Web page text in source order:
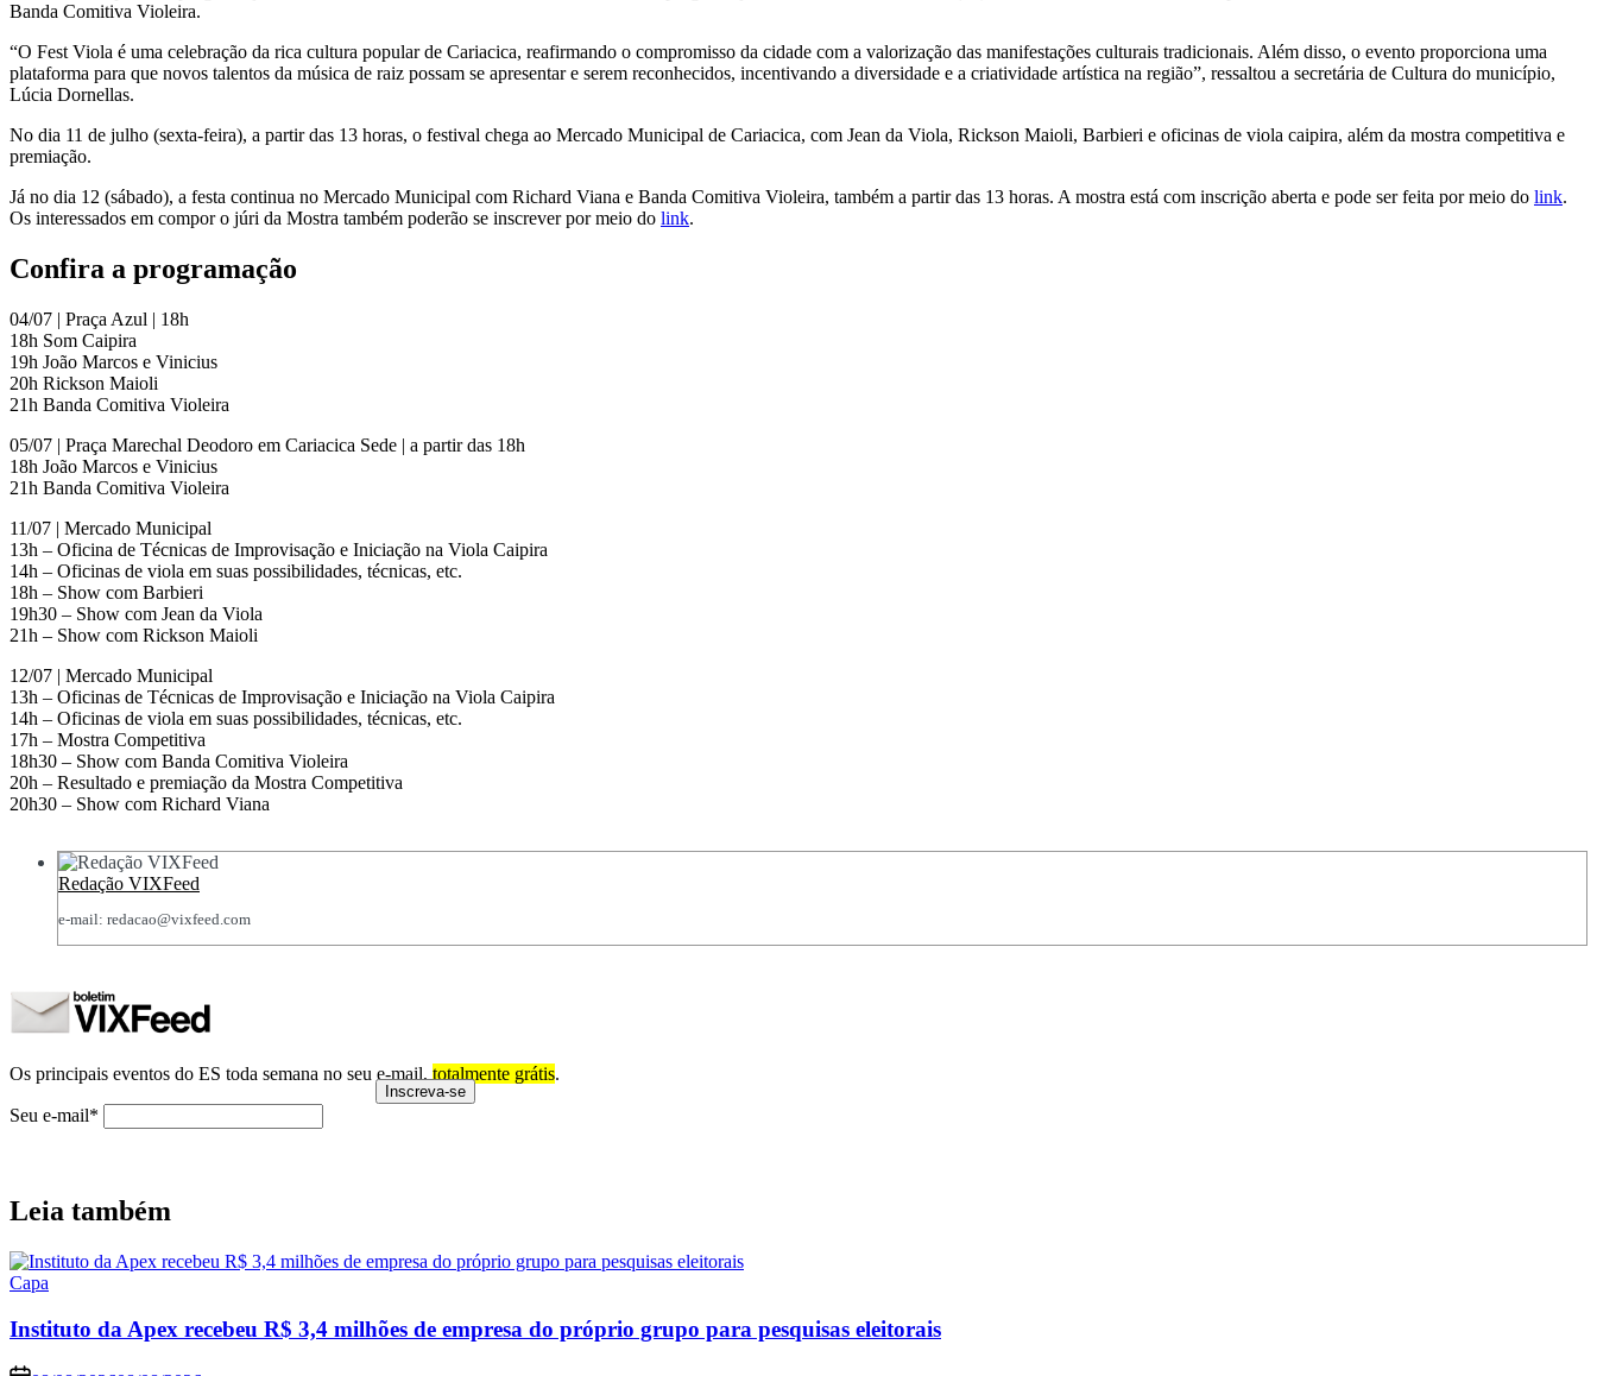
Banda Comitiva Violeira.
“O Fest Viola é uma celebração da rica cultura popular de Cariacica, reafirmando o compromisso da cidade com a valorização das manifestações culturais tradicionais. Além disso, o evento proporciona uma
plataforma para que novos talentos da música de raiz possam se apresentar e serem reconhecidos, incentivando a diversidade e a criatividade artística na região”, ressaltou a secretária de Cultura do município,
Lúcia Dornellas.
No dia 11 de julho (sexta-feira), a partir das 13 horas, o festival chega ao Mercado Municipal de Cariacica, com Jean da Viola, Rickson Maioli, Barbieri e oficinas de viola caipira, além da mostra competitiva e
premiação.
Já no dia 12 (sábado), a festa continua no Mercado Municipal com Richard Viana e Banda Comitiva Violeira, também a partir das 13 horas. A mostra está com inscrição aberta e pode ser feita por meio do link.
Os interessados em compor o júri da Mostra também poderão se inscrever por meio do link.
Confira a programação
04/07 | Praça Azul | 18h
18h Som Caipira
19h João Marcos e Vinicius
20h Rickson Maioli
21h Banda Comitiva Violeira
05/07 | Praça Marechal Deodoro em Cariacica Sede | a partir das 18h
18h João Marcos e Vinicius
21h Banda Comitiva Violeira
11/07 | Mercado Municipal
13h – Oficina de Técnicas de Improvisação e Iniciação na Viola Caipira
14h – Oficinas de viola em suas possibilidades, técnicas, etc.
18h – Show com Barbieri
19h30 – Show com Jean da Viola
21h – Show com Rickson Maioli
12/07 | Mercado Municipal
13h – Oficinas de Técnicas de Improvisação e Iniciação na Viola Caipira
14h – Oficinas de viola em suas possibilidades, técnicas, etc.
17h – Mostra Competitiva
18h30 – Show com Banda Comitiva Violeira
20h – Resultado e premiação da Mostra Competitiva
20h30 – Show com Richard Viana
Redação VIXFeed
e-mail: redacao@vixfeed.com
Os principais eventos do ES toda semana no seu e-mail, totalmente grátis.
Seu e-mail*
Leia também
Posted
Capa
Instituto da Apex recebeu R$ 3,4 milhões de empresa do próprio grupo para pesquisas eleitorais